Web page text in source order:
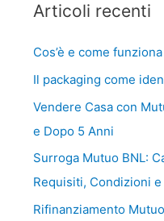
Articoli recenti
Cos’è e come
Il packaging come
Vendere Casa con
e Dopo 5 Anni
Surroga Mutuo BNL:
Requisiti, Condizioni
Rifinanziamento Mutuo: